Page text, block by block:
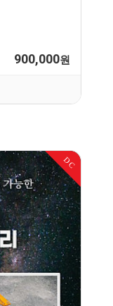
900,000원
DC